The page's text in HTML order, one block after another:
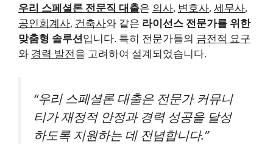
우리 스페셜론 전문직 대출은 의사, 변호사, 세무사,
공인회계사, 건축사와 같은 라이선스 전문가를 위한
맞춤형 솔루션입니다. 특히 전문가들의 금전적 요구
와 경력 발전을 고려하여 설계되었습니다.
“우리 스페셜론 대출은 전문가 커뮤니
티가 재정적 안정과 경력 성공을 달성
하도록 지원하는 데 전념합니다.”